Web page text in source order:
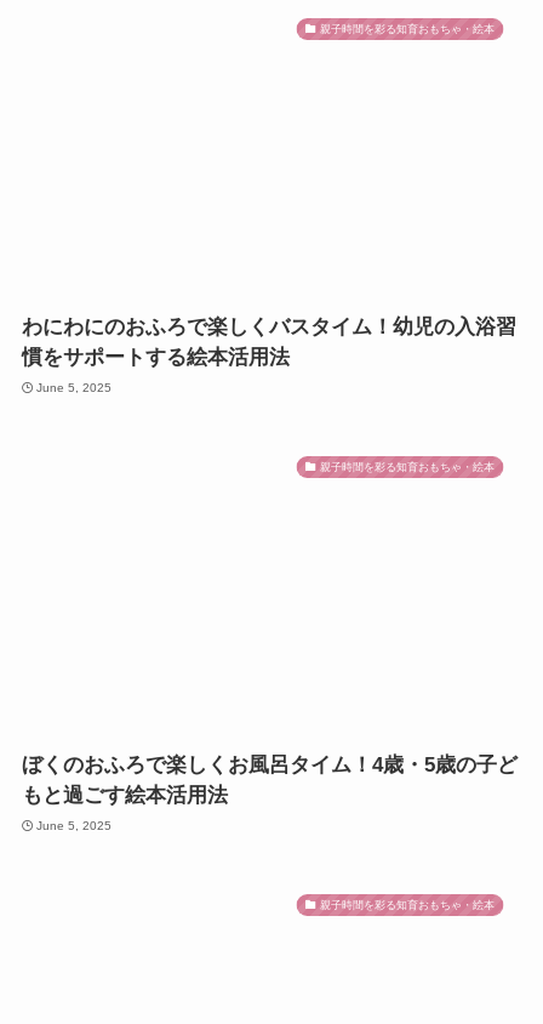
親子時間を彩る知育おもちゃ・絵本
わにわにのおふろで楽しくバスタイム！幼児の入浴習
慣をサポートする絵本活用法
June 5, 2025
親子時間を彩る知育おもちゃ・絵本
ぼくのおふろで楽しくお風呂タイム！4歳・5歳の子ど
もと過ごす絵本活用法
June 5, 2025
親子時間を彩る知育おもちゃ・絵本